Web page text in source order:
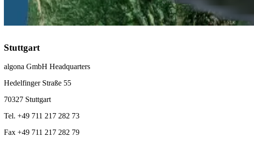
Schweiz
+41 43 508 69 96
Stuttgart
algona GmbH Headquarters
Hedelfinger Straße 55
70327 Stuttgart
Tel. +49 711 217 282 73
Fax +49 711 217 282 79